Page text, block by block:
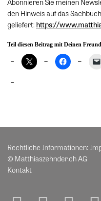
den Hinweis auf das
geliefert: https://
Teil diesen Beitrag mit Deinen
Rechtliche Informationen:
© Matthiaszehnder.ch AG
Kontakt